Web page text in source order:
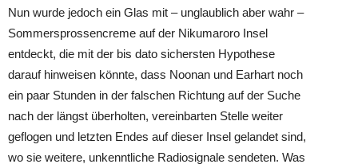
Nun wurde jedoch ein Glas mit – unglaublich aber wahr –
Sommersprossencreme auf der Nikumaroro Insel
entdeckt, die mit der bis dato sichersten Hypothese
darauf hinweisen könnte, dass Noonan und Earhart noch
ein paar Stunden in der falschen Richtung auf der Suche
nach der längst überholten, vereinbarten Stelle weiter
geflogen und letzten Endes auf dieser Insel gelandet sind,
wo sie weitere, unkenntliche Radiosignale sendeten. Was